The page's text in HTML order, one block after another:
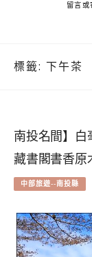
留言
標籤: 下午茶
南投名間】白
藏書閣書香原
中部旅遊--南投縣